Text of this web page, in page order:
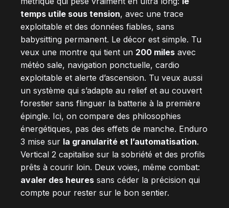
temps utile sous tension, avec une trace
exploitable et des données fiables, sans
babysitting permanent. Le décor est simple. Tu
veux une montre qui tient un 200 miles avec
météo sale, navigation ponctuelle, cardio
exploitable et alerte d’ascension. Tu veux aussi
un système qui s’adapte au relief et au couvert
forestier sans flinguer la batterie à la première
épingle. Ici, on compare des philosophies
énergétiques, pas des effets de manche. Enduro
3 mise sur la granularité et l’automatisation.
Vertical 2 capitalise sur la sobriété et des profils
prêts à courir loin. Deux voies, même combat:
avaler des heures sans céder la précision qui
compte pour rester sur le bon sentier.